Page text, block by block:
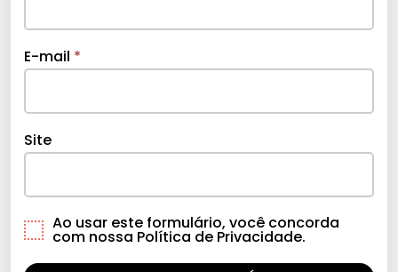
E-mail *
Site
Ao usar este formulário, você concorda
com nossa Política de Privacidade.